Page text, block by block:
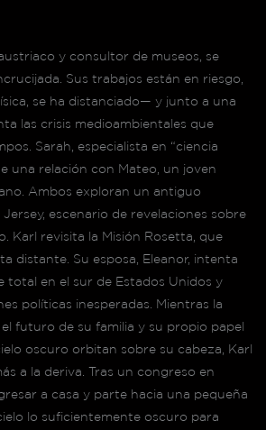
y consultor de museos, se
Sus trabajos están en riesgo,
se ha distanciado— y junto a una
las crisis medioambientales que
Sarah, especialista en “ciencia
una relación con Mateo, un joven
Ambos exploran un antiguo
escenario de revelaciones sobre
Karl revisita la Misión Rosetta, que
distante. Su esposa, Eleanor, intenta
total en el sur de Estados Unidos y
políticas inesperadas. Mientras la
futuro de su familia y su propio papel
oscuro orbitan sobre su cabeza, Karl
a la deriva. Tras un congreso en
a casa y parte hacia una pequeña
lo suficientemente oscuro para